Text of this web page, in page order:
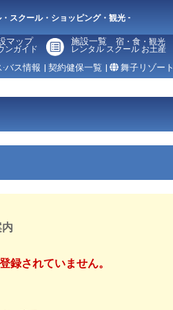
スクール・ショッピング・観光 -
マップ
ンガイド
施設一覧 宿・食・観光
レンタル スクール お土産
バス情報 | 契約健保一覧 | 舞子リゾート
録されていません。